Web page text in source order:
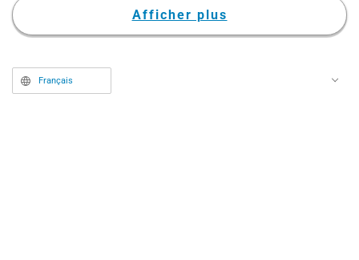
intérêt parmi les fans.Afficher plus
Français